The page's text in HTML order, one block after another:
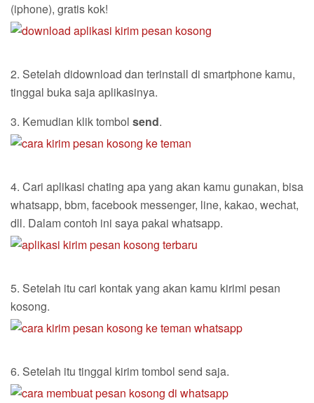
(iphone), gratis kok!
2. Setelah didownload dan terinstall di smartphone kamu,
tinggal buka saja aplikasinya.
3. Kemudian klik tombol send.
4. Cari aplikasi chating apa yang akan kamu gunakan, bisa
whatsapp, bbm, facebook messenger, line, kakao, wechat,
dll. Dalam contoh ini saya pakai whatsapp.
5. Setelah itu cari kontak yang akan kamu kirimi pesan
kosong.
6. Setelah itu tinggal kirim tombol send saja.